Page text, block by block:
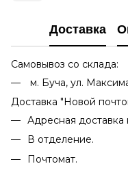
Доставка
Самовывоз со склада:
м. Буча, ул.
Доставка "Новой
Адресная доставка
В отделение.
Почтомат.